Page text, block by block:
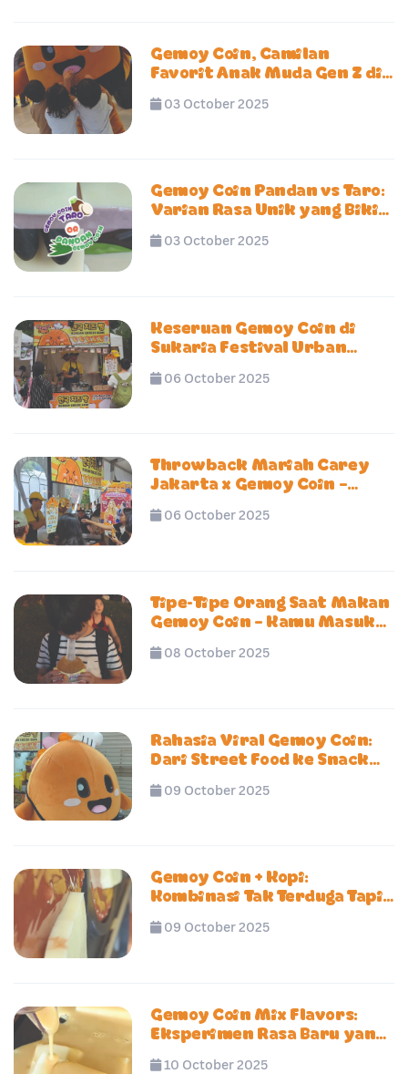
Gemoy Coin, Camilan
Favorit Anak Muda Gen Z di
03 October 2025
Gemoy Coin Pandan vs Taro:
Varian Rasa Unik yang Bikin
03 October 2025
Keseruan Gemoy Coin di
Sukaria Festival Urban
Viral yang Jadi Primadona
06 October 2025
Throwback Mariah Carey
Jakarta x Gemoy Coin –
Konser Sang Diva
06 October 2025
Tipe-Tipe Orang Saat Makan
Gemoy Coin – Kamu Masuk
08 October 2025
Rahasia Viral Gemoy Coin:
Dari Street Food ke Snack
09 October 2025
Gemoy Coin + Kopi:
Kombinasi Tak Terduga Tapi
09 October 2025
Gemoy Coin Mix Flavors:
Eksperimen Rasa Baru yang
10 October 2025